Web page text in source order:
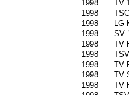
1998
TV
1998
1998
LG
1998
SV
1998
TV
1998
1998
TV
1998
TV
1998
TV